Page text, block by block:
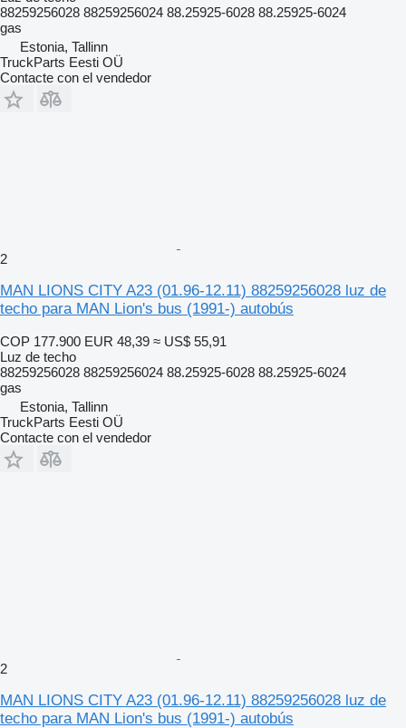
88259256028 88259256024 88.25925-6028 88.25925-6024
gas
Estonia, Tallinn
TruckParts Eesti OÜ
Contacte con el vendedor
2
MAN LIONS CITY A23 (01.96-12.11) 88259256028 luz de
techo para MAN Lion's bus (1991-) autobús
COP 177.900 EUR 48,39 ≈ US$ 55,91
Luz de techo
88259256028 88259256024 88.25925-6028 88.25925-6024
gas
Estonia, Tallinn
TruckParts Eesti OÜ
Contacte con el vendedor
2
MAN LIONS CITY A23 (01.96-12.11) 88259256028 luz de
techo para MAN Lion's bus (1991-) autobús